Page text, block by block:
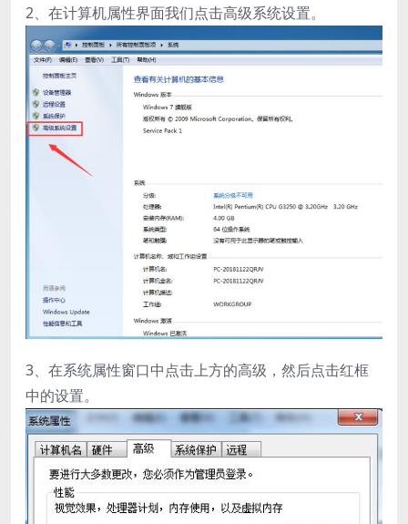
2、在计算机属性界面我们点击高级系统设置。
3、在系统属性窗口中点击上方的高级，然后点击红框
中的设置。